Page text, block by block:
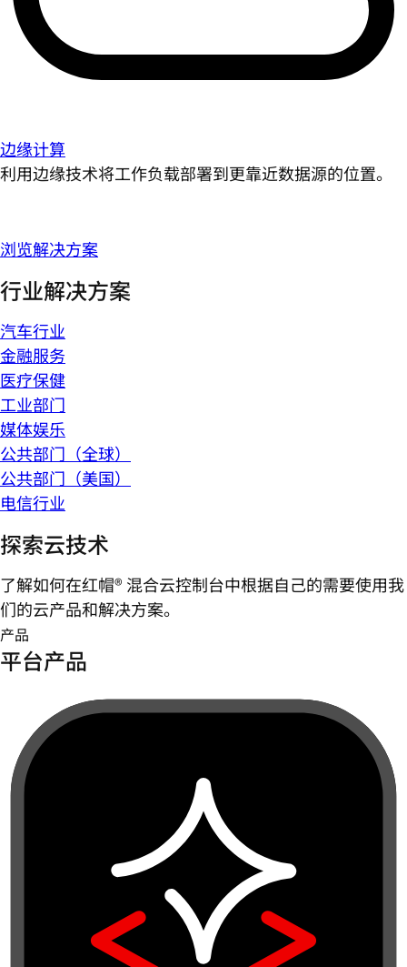
边缘计算
利用边缘技术将工作负载部署到更靠近数据源的位置。
浏览解决方案
行业解决方案
汽车行业
金融服务
医疗保健
工业部门
媒体娱乐
公共部门（全球）
公共部门（美国）
电信行业
探索云技术
了解如何在红帽® 混合云控制台中根据自己的需要使用我
们的云产品和解决方案。
产品
平台产品